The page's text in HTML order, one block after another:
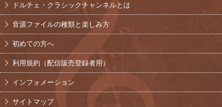
ドルチェ・クラシックチャンネルとは
音源ファイルの種類と楽しみ方
初めての方へ
利用規約（配信販売登録者用）
インフォメーション
サイトマップ